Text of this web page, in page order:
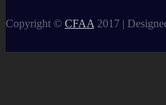
Copyright © CFAA 2017 |